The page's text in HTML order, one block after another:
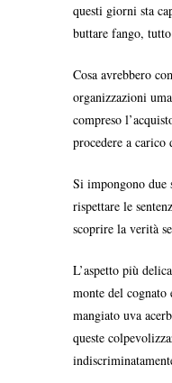
questi giorni sta
buttare fango,
Cosa avrebbero
organizzazioni
compreso
procedere a carico
Si impongono due
rispettare le
scoprire la verità
L’aspetto più
monte del
mangiato uva
queste